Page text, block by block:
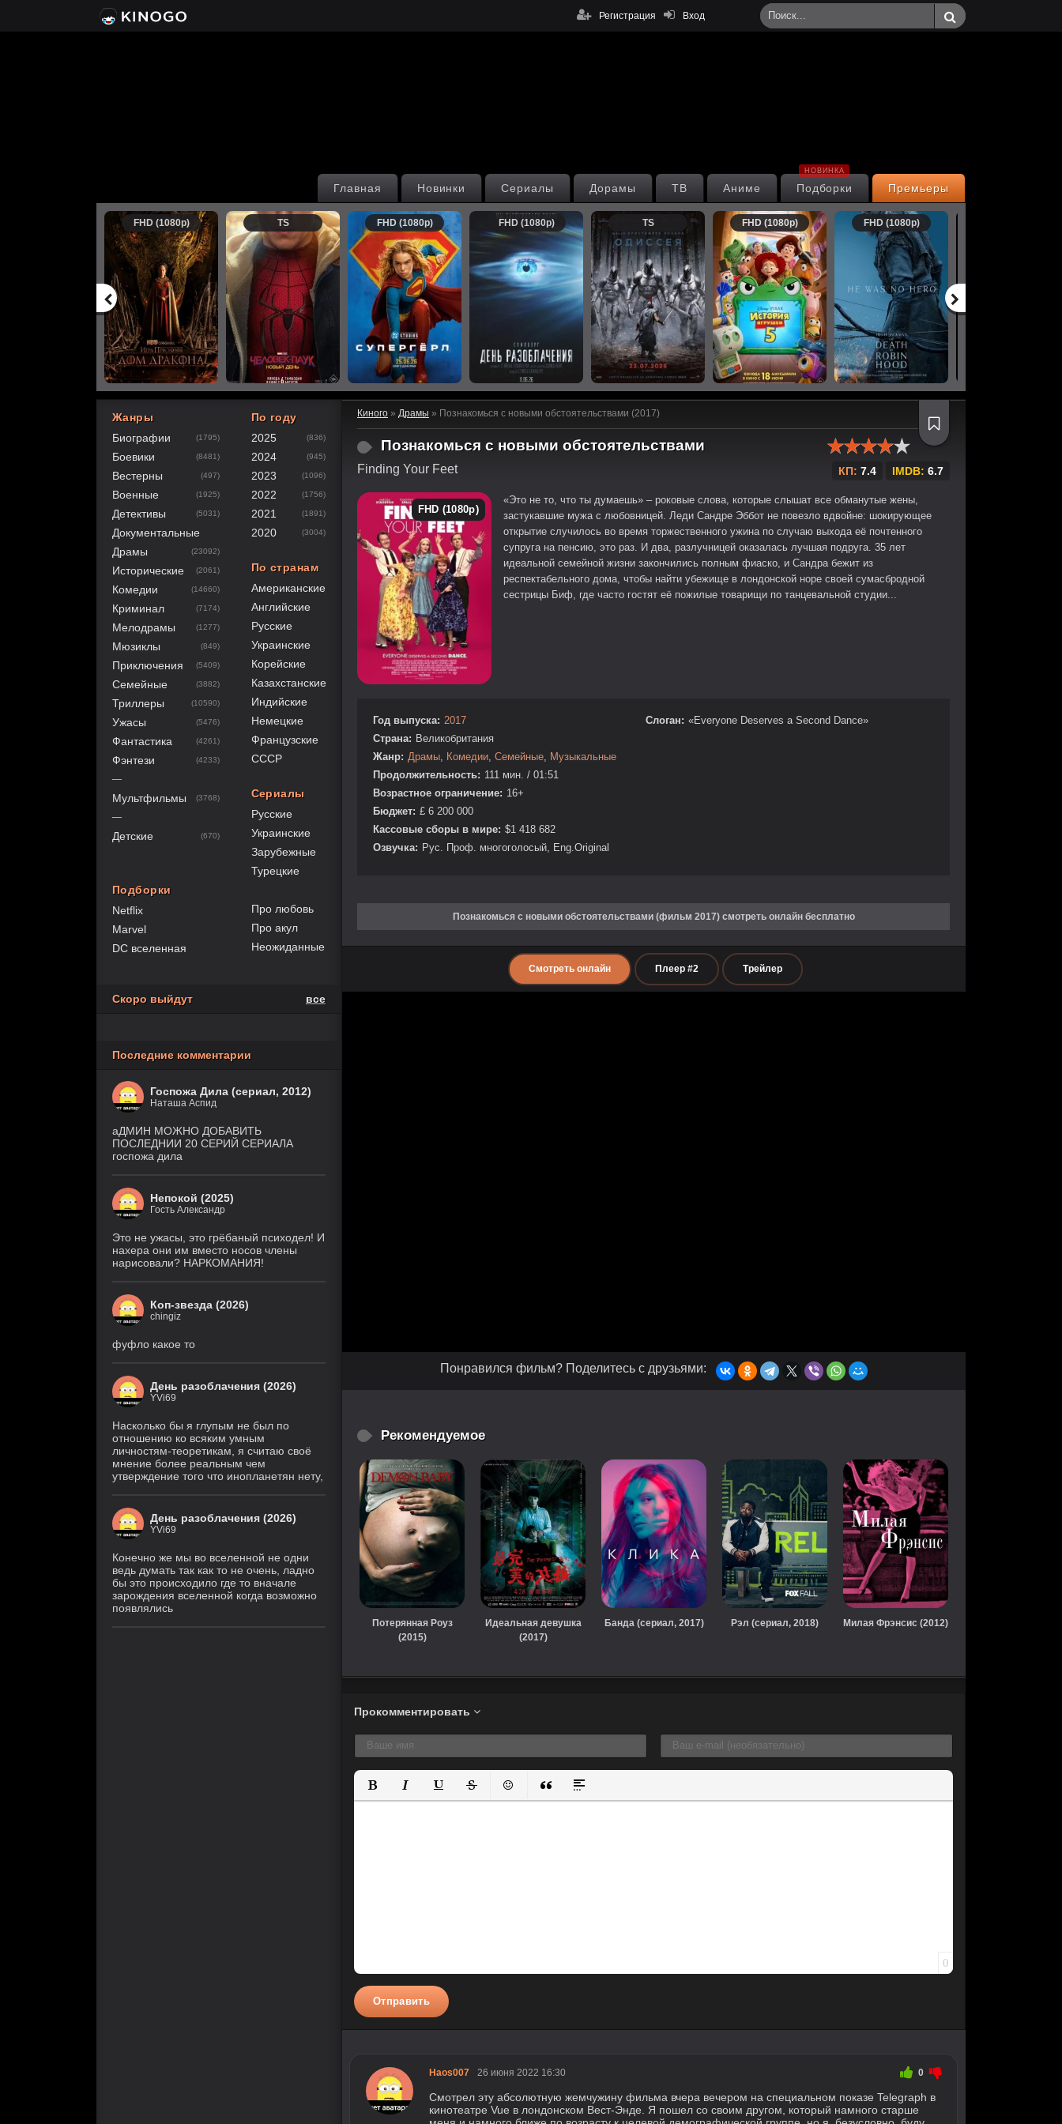
Вход
Регистрация
Премьеры
Подборки
НОВИНКА
Аниме
ТВ
Дорамы
Сериалы
Новинки
Главная
FHD (1080p) TS FHD (1080p) FHD (1080p) TS FHD (1080p) FHD (1080p)
Киного » Драмы » Познакомься с новыми обстоятельствами (2017)
Познакомься с новыми обстоятельствами
Finding Your Feet
80
1 2 3 4
КП: 7.4 IMDB: 6.7
FHD (1080p)
«Это не то, что ты думаешь» – роковые слова, которые слышат все обманутые жены,
застукавшие мужа с любовницей. Леди Сандре Эббот не повезло вдвойне: шокирующее
открытие случилось во время торжественного ужина по случаю выхода её почтенного
супруга на пенсию, это раз. И два, разлучницей оказалась лучшая подруга. 35 лет
идеальной семейной жизни закончились полным фиаско, и Сандра бежит из
респектабельного дома, чтобы найти убежище в лондонской норе своей сумасбродной
сестрицы Биф, где часто гостят её пожилые товарищи по танцевальной студии...
Год выпуска: 2017
Страна: Великобритания
Жанр: Драмы Комедии Семейные
Музыкальные
Продолжительность: 111 мин. / 01:51
Возрастное ограничение: 16+
Бюджет: £ 6 200 000
Кассовые сборы в мире: $1 418 682
Озвучка: Рус. Проф. многоголосый, Eng.Original
Слоган: «Everyone Deserves a Second Dance»
Познакомься с новыми обстоятельствами (фильм 2017) смотреть онлайн бесплатно
Смотреть онлайн Плеер #2 Трейлер
Понравился фильм? Поделитесь с друзьями:
Рекомендуемое
Потерянная Роуз
(2015)
Идеальная девушка
(2017)
Банда (сериал, 2017) Рэл (сериал, 2018) Милая Фрэнсис (2012)
Прокомментировать
Полужирный
КурсивПодчеркнутый
ЗачеркнутыйВставить смайлик
Вставка цитаты
Вставка спойлера
0
Отправить
Haos007 26 июня 2022 16:30 0
Смотрел эту абсолютную жемчужину фильма вчера вечером на специальном показе Telegraph в
кинотеатре Vue в лондонском Вест-Энде. Я пошел со своим другом, который намного старше
Жанры
Биографии
(1795)
Боевики (8481)
Вестерны (497)
Военные (1925)
Детективы (5031)
Документальные
Драмы
(23092)
Исторические (2061)
Комедии (14660)
Криминал (7174)
Мелодрамы (1277)
Мюзиклы (849)
Приключения (5409)
Семейные (3882)
Триллеры (10590)
Ужасы (5476)
Фантастика (4261)
Фэнтези (4233)
—
Мультфильмы (3768)
—
Детские (670)
Подборки
Netflix
Marvel
DC вселенная
По году
2025
(836)
2024 (945)
2023 (1096)
2022 (1756)
2021 (1891)
2020 (3004)
По странам
Американские
Английские
Русские
Украинские
Корейские
Казахстанские
Индийские
Немецкие
Французские
СССР
Сериалы
Русские
Украинские
Зарубежные
Турецкие
Про любовь
Про акул
Неожиданные
Скоро выйдут все
Последние комментарии
Госпожа Дила (сериал, 2012)
Наташа Аспид
аДМИН МОЖНО ДОБАВИТЬ
ПОСЛЕДНИИ 20 СЕРИЙ СЕРИАЛА
госпожа дила
Непокой (2025)
Гость Александр
Это не ужасы, это грёбаный психодел! И
нахера они им вместо носов члены
нарисовали? НАРКОМАНИЯ!
Коп-звезда (2026)
chingiz
фуфло какое то
День разоблачения (2026)
YVi69
Насколько бы я глупым не был по
отношению ко всяким умным
личностям-теоретикам, я считаю своё
мнение более реальным чем
утверждение того что инопланетян нету,
День разоблачения (2026)
YVi69
Конечно же мы во вселенной не одни
ведь думать так как то не очень, ладно
бы это происходило где то вначале
зарождения вселенной когда возможно
появлялись